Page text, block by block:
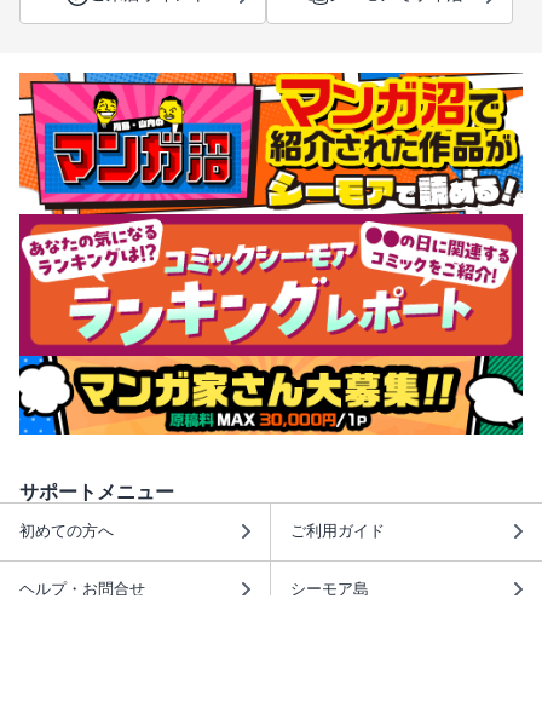
サポートメニュー
初めての方へ ご利用ガイド
ヘルプ・お問合せ シーモア島